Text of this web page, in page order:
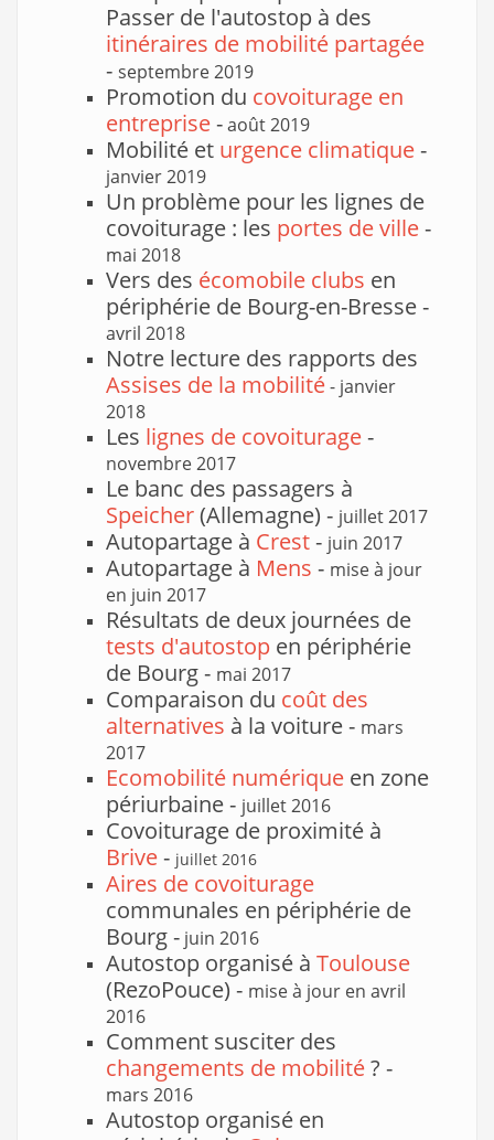
Passer de l'autostop à des
itinéraires de mobilité partagée
- septembre 2019
Promotion du covoiturage en
entreprise-août 2019
Mobilité et urgence climatique-
janvier 2019
Un problème pour les lignes de
covoiturage : les portes de ville-
mai 2018
Vers des écomobile clubs en
périphérie de Bourg-en-Bresse -
avril 2018
Notre lecture des rapports des
Assises de la mobilité- janvier
2018
Les lignes de covoiturage-
novembre 2017
Le banc des passagers à
Speicher(Allemagne) - juillet 2017
Autopartage à Crest- juin 2017
Autopartage à Mens - mise à jour
en juin 2017
Résultats de deux journées de
tests d'autostop en périphérie
de Bourg - mai 2017
Comparaison du coût des
alternatives à la voiture - mars
2017
Ecomobilité numérique en zone
périurbaine - juillet 2016
Covoiturage de proximité à
Brive- juillet 2016
Aires de covoiturage
communales en périphérie de
Bourg - juin 2016
Autostop organisé à Toulouse
(RezoPouce) - mise à jour en avril
2016
Comment susciter des
changements de mobilité? -
mars 2016
Autostop organisé en